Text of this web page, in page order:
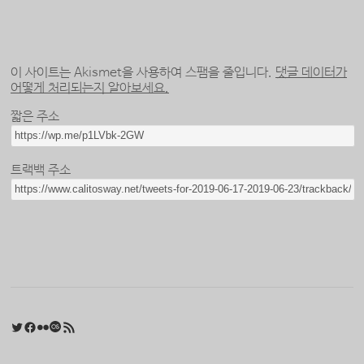
이 사이트는 Akismet을 사용하여 스팸을 줄입니다. 댓글 데이터가
어떻게 처리되는지 알아보세요.
짧은 주소
트랙백 주소
Twitter
Facebook
FlickrLast.fm